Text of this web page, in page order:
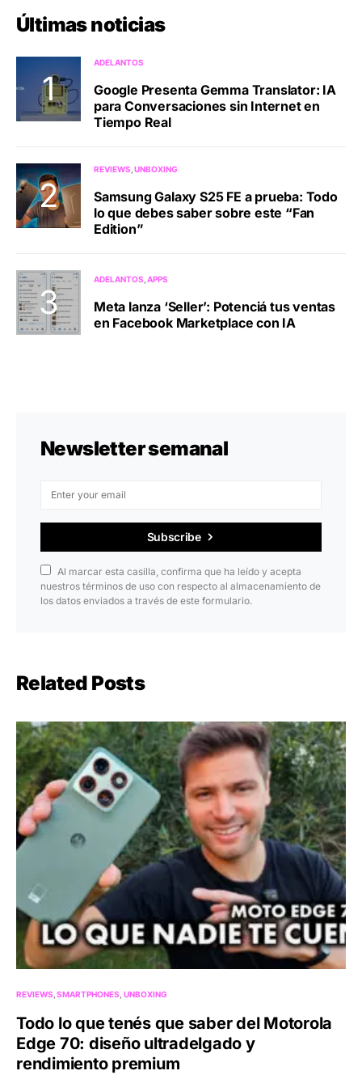
Últimas noticias
ADELANTOS
Google Presenta Gemma Translator: IA
para Conversaciones sin Internet en
Tiempo Real
REVIEWS UNBOXING
Samsung Galaxy S25 FE a prueba: Todo
lo que debes saber sobre este “Fan
Edition”
ADELANTOS APPS
Meta lanza ‘Seller’: Potenciá tus ventas
en Facebook Marketplace con IA
Newsletter semanal
Subscribe
Al marcar esta casilla, confirma que ha leído y acepta
nuestros términos de uso con respecto al almacenamiento de
los datos enviados a través de este formulario.
Related Posts
REVIEWS SMARTPHONES UNBOXING
Todo lo que tenés que saber del Motorola
Edge 70: diseño ultradelgado y
rendimiento premium